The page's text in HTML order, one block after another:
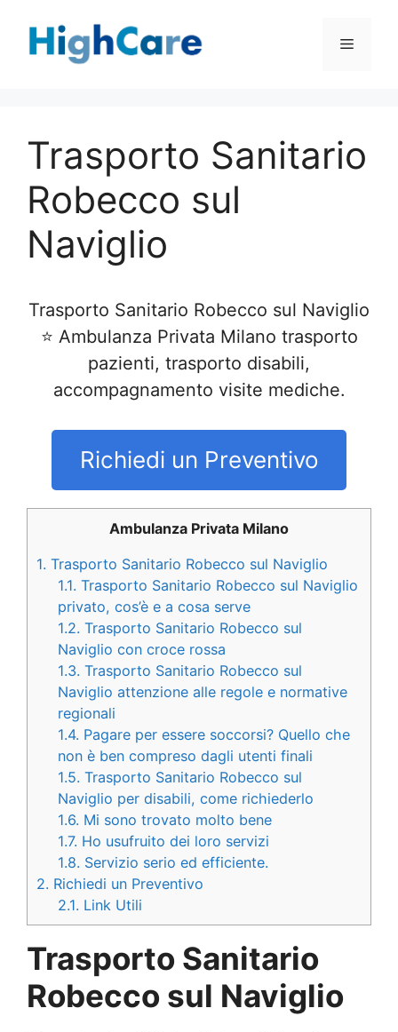
contenuto
Menu
Trasporto Sanitario
Robecco sul
Naviglio
Trasporto Sanitario Robecco sul Naviglio
⭐ Ambulanza Privata Milano trasporto
pazienti, trasporto disabili,
accompagnamento visite mediche.
Richiedi un Preventivo
Ambulanza Privata Milano
1. Trasporto Sanitario Robecco sul Naviglio
1.1. Trasporto Sanitario Robecco sul Naviglio
privato, cos’è e a cosa serve
1.2. Trasporto Sanitario Robecco sul
Naviglio con croce rossa
1.3. Trasporto Sanitario Robecco sul
Naviglio attenzione alle regole e normative
regionali
1.4. Pagare per essere soccorsi? Quello che
non è ben compreso dagli utenti finali
1.5. Trasporto Sanitario Robecco sul
Naviglio per disabili, come richiederlo
1.6. Mi sono trovato molto bene
1.7. Ho usufruito dei loro servizi
1.8. Servizio serio ed efficiente.
2. Richiedi un Preventivo
2.1. Link Utili
Trasporto Sanitario
Robecco sul Naviglio